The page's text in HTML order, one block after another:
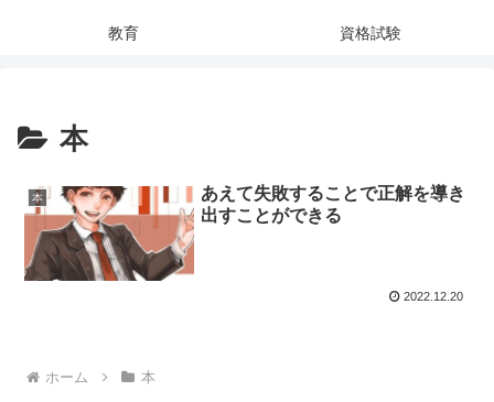
教育 資格試験
本
本
あえて失敗することで正解を導き
出すことができる
2022.12.20
ホーム 本